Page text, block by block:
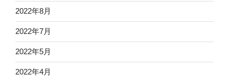
2022年8月
2022年7月
2022年5月
2022年4月